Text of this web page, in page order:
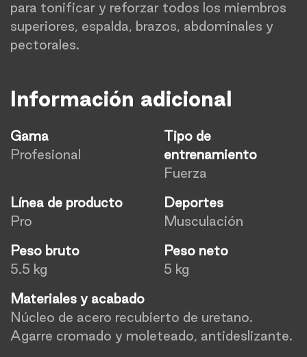
para tonificar y reforzar todos los miembros
superiores, espalda, brazos, abdominales y
pectorales.
Información adicional
Gama
Profesional
Tipo de
entrenamiento
Fuerza
Línea de producto
Pro
Deportes
Musculación
Peso bruto
5.5 kg
Peso neto
5 kg
Materiales y acabado
Núcleo de acero recubierto de uretano.
Agarre cromado y moleteado, antideslizante.